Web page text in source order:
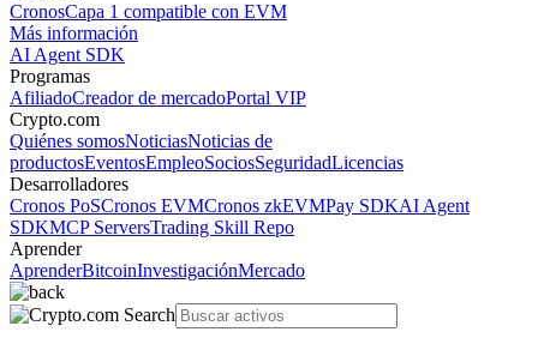
CronosCapa 1 compatible con EVM
Más información
AI Agent SDK
Programas
AfiliadoCreador de mercadoPortal VIP
Crypto.com
Quiénes somosNoticiasNoticias de
productosEventosEmpleoSociosSeguridadLicencias
Desarrolladores
Cronos PoSCronos EVMCronos zkEVMPay SDKAI Agent
SDKMCP ServersTrading Skill Repo
Aprender
AprenderBitcoinInvestigaciónMercado